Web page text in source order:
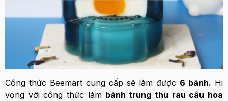
Công thức Beemart cung cấp sẽ làm được 6 bánh. Hi
vọng với công thức làmbánh trung thu rau câu hoa